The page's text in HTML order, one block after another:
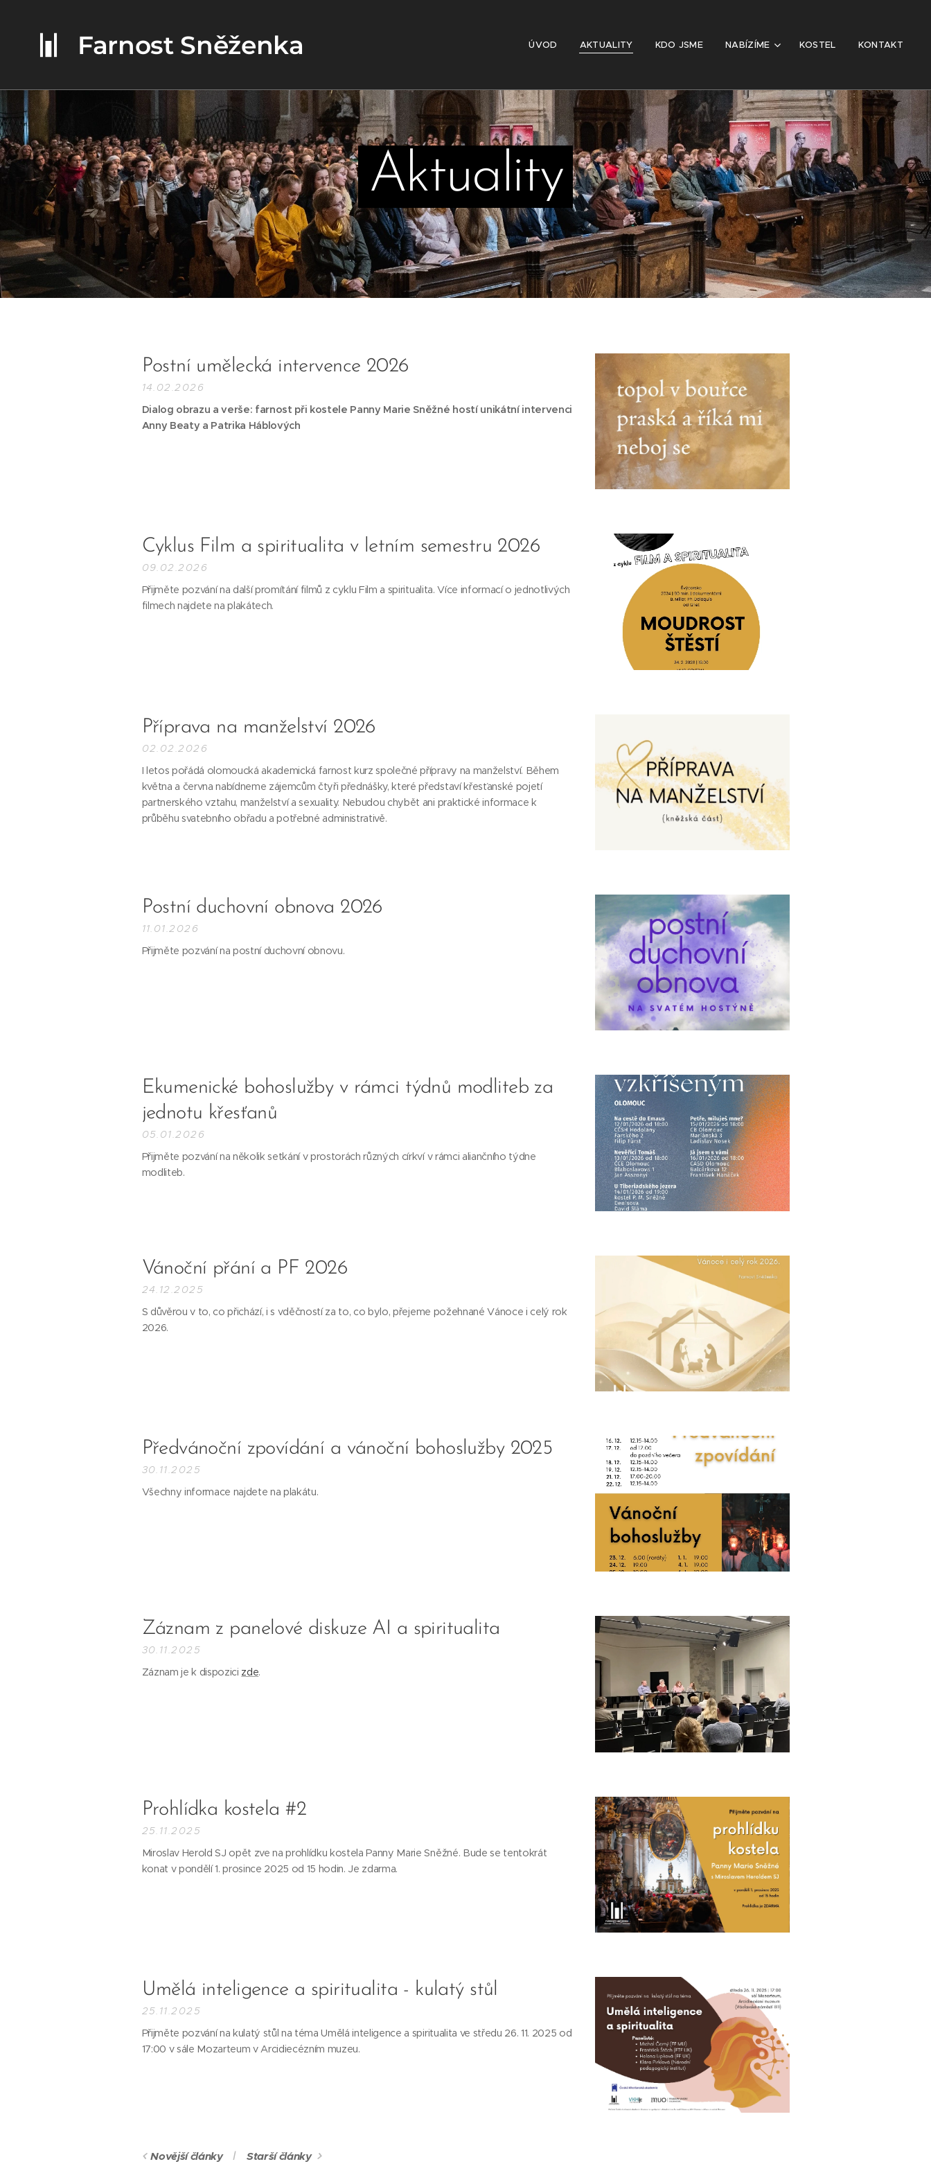
Farnost Sněženka ÚVOD AKTUALITY KDO JSME NABÍZÍME KOSTEL KONTAKT
Aktuality
Postní umělecká intervence 2026
14.02.2026
Dialog obrazu a verše: farnost při kostele Panny Marie Sněžné hostí unikátní intervenci
Anny Beaty a Patrika Háblových
Cyklus Film a spiritualita v letním semestru 2026
09.02.2026
Přijměte pozvání na další promítání filmů z cyklu Film a spiritualita. Více informací o jednotlivých
filmech najdete na plakátech.
Příprava na manželství 2026
02.02.2026
I letos pořádá olomoucká akademická farnost kurz společné přípravy na manželství. Během
května a června nabídneme zájemcům čtyři přednášky, které představí křesťanské pojetí
partnerského vztahu, manželství a sexuality. Nebudou chybět ani praktické informace k
průběhu svatebního obřadu a potřebné administrativě.
Postní duchovní obnova 2026
11.01.2026
Přijměte pozvání na postní duchovní obnovu.
Ekumenické bohoslužby v rámci týdnů modliteb za
jednotu křesťanů
05.01.2026
Přijměte pozvání na několik setkání v prostorách různých církví v rámci aliančního týdne
modliteb.
Vánoční přání a PF 2026
24.12.2025
S důvěrou v to, co přichází, i s vděčností za to, co bylo, přejeme požehnané Vánoce i celý rok
2026.
Předvánoční zpovídání a vánoční bohoslužby 2025
30.11.2025
Všechny informace najdete na plakátu.
Záznam z panelové diskuze AI a spiritualita
30.11.2025
Záznam je k dispozici zde.
Prohlídka kostela #2
25.11.2025
Miroslav Herold SJ opět zve na prohlídku kostela Panny Marie Sněžné. Bude se tentokrát
konat v pondělí 1. prosince 2025 od 15 hodin. Je zdarma.
Umělá inteligence a spiritualita - kulatý stůl
25.11.2025
Přijměte pozvání na kulatý stůl na téma Umělá inteligence a spiritualita ve středu 26. 11. 2025 od
17:00 v sále Mozarteum v Arcidiecézním muzeu.
Novější články Starší články